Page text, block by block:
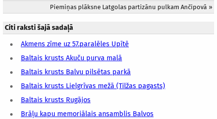
Piemiņas plāksne Latgolas partizānu pulkam Ančipovā »
Citi raksti šajā sadaļā
Akmens zīme uz 57.paralēles Upītē
Baltais krusts Akuču purva malā
Baltais krusts Balvu pilsētas parkā
Baltais krusts Lielgrīvas mežā (Tilžas pagasts)
Baltais krusts Rugājos
Brāļu kapu memoriālais ansamblis Balvos